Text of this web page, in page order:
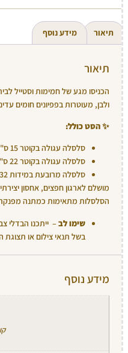
תיאור מידע נוסף
תיאור
הכניסו מגע של חמימות וסטייל
ולבן, מעוטרות בפפיונים חומים
✨הסט כולל:
סלסלה עגולה בקוטר 15 ס"מ.
סלסלה עגולה בקוטר 22 ס"מ.
סלסלה מרובעת במידות 33x17x32 ס"מ.
מושלם לארגון חפצים, אחסון
הסלסלות מתאימות כמתנה
שימו לב– ייתכנו הבדלי
בשל תנאי צילום או תצוגת
מידע נוסף